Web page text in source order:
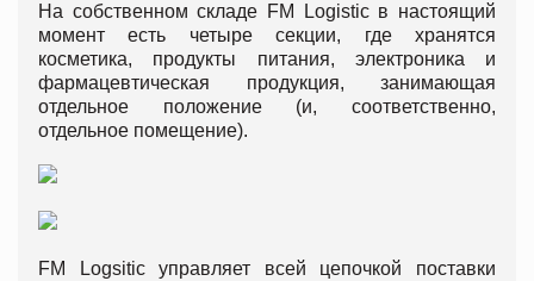
На собственном складе FM Logistic в настоящий
момент есть четыре секции, где хранятся
косметика, продукты питания, электроника и
фармацевтическая продукция, занимающая
отдельное положение (и, соответственно,
отдельное помещение).
FM Logsitic управляет всей цепочкой поставки